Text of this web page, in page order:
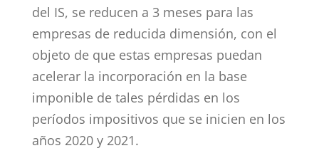
del IS, se reducen a 3 meses para las
empresas de reducida dimensión, con el
objeto de que estas empresas puedan
acelerar la incorporación en la base
imponible de tales pérdidas en los
períodos impositivos que se inicien en los
años 2020 y 2021.